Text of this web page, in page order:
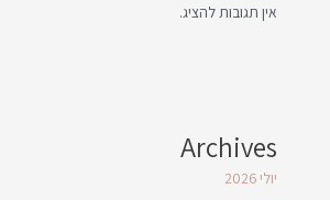
אין תגובות להציג.
Archives
יולי 2026